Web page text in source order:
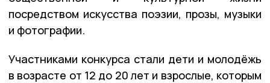
посредством искусства поэзии, прозы, музыки
и фотографии.
Участниками конкурса стали дети и молодёжь
в возрасте от 12 до 20 лет и взрослые, которым